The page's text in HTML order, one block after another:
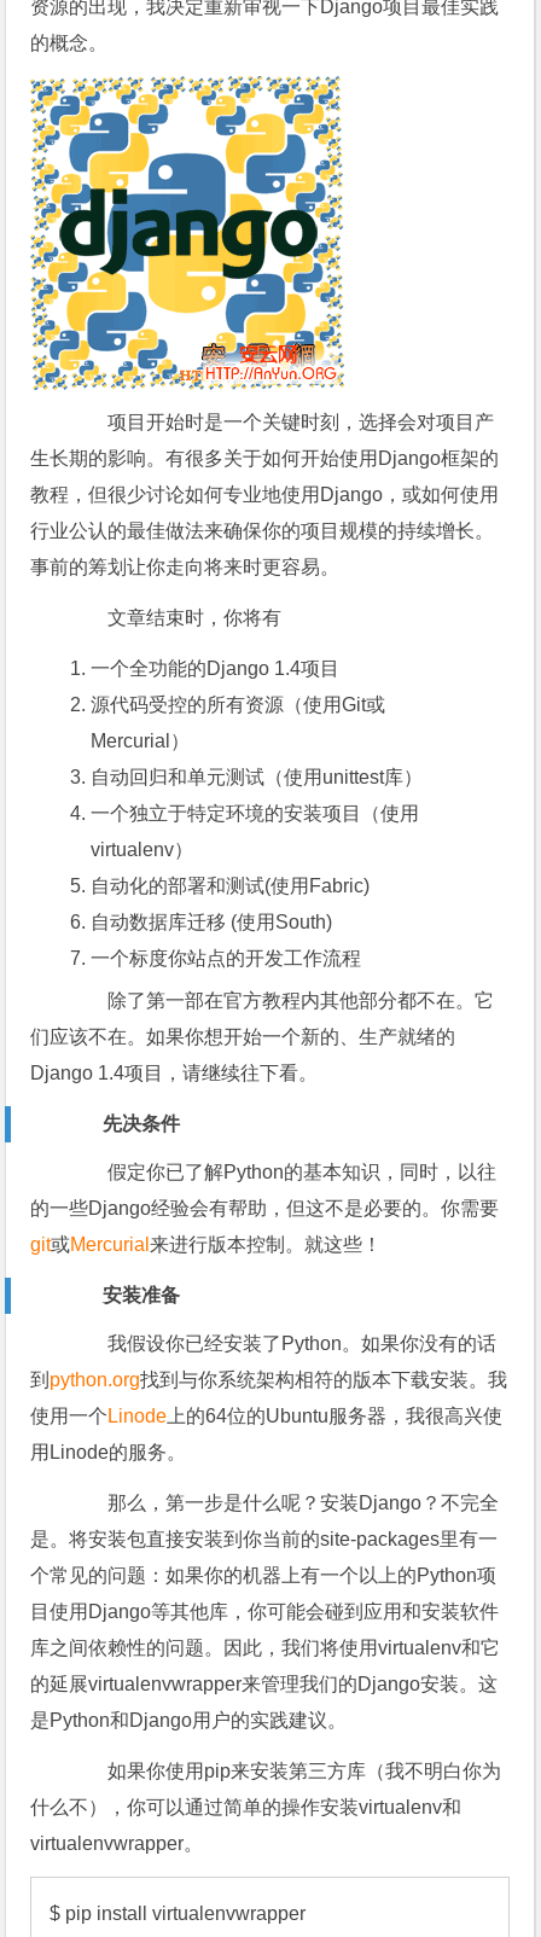
资源的出现，我决定重新审视一下Django项目最佳实践
的概念。
项目开始时是一个关键时刻，选择会对项目产
生长期的影响。有很多关于如何开始使用Django框架的
教程，但很少讨论如何专业地使用Django，或如何使用
行业公认的最佳做法来确保你的项目规模的持续增长。
事前的筹划让你走向将来时更容易。
文章结束时，你将有
一个全功能的Django 1.4项目
源代码受控的所有资源（使用Git或
Mercurial）
自动回归和单元测试（使用unittest库）
一个独立于特定环境的安装项目（使用
virtualenv）
自动化的部署和测试(使用Fabric)
自动数据库迁移 (使用South)
一个标度你站点的开发工作流程
除了第一部在官方教程内其他部分都不在。它
们应该不在。如果你想开始一个新的、生产就绪的
Django 1.4项目，请继续往下看。
先决条件
假定你已了解Python的基本知识，同时，以往
的一些Django经验会有帮助，但这不是必要的。你需要
git或Mercurial来进行版本控制。就这些！
安装准备
我假设你已经安装了Python。如果你没有的话
到 python.org找到与你系统架构相符的版本下载安装。我
使用一个 Linode 上的64位的Ubuntu服务器，我很高兴使
用Linode的服务。
那么，第一步是什么呢？安装Django？不完全
是。将安装包直接安装到你当前的site-packages里有一
个常见的问题：如果你的机器上有一个以上的Python项
目使用Django等其他库，你可能会碰到应用和安装软件
库之间依赖性的问题。因此，我们将使用virtualenv和它
的延展virtualenvwrapper来管理我们的Django安装。这
是Python和Django用户的实践建议。
如果你使用pip来安装第三方库（我不明白你为
什么不），你可以通过简单的操作安装virtualenv和
virtualenvwrapper。
$ pip install virtualenvwrapper